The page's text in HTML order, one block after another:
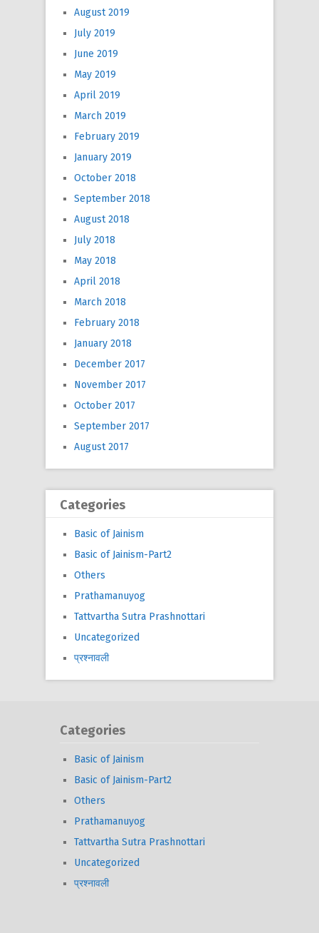
August 2019
July 2019
June 2019
May 2019
April 2019
March 2019
February 2019
January 2019
October 2018
September 2018
August 2018
July 2018
May 2018
April 2018
March 2018
February 2018
January 2018
December 2017
November 2017
October 2017
September 2017
August 2017
Categories
Basic of Jainism
Basic of Jainism-Part2
Others
Prathamanuyog
Tattvartha Sutra Prashnottari
Uncategorized
प्रश्नावली
Categories
Basic of Jainism
Basic of Jainism-Part2
Others
Prathamanuyog
Tattvartha Sutra Prashnottari
Uncategorized
प्रश्नावली